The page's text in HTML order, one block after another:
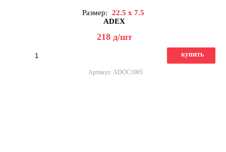
Размер:
22.5 x 7.5
ADEX
218 д/шт
купить
Артикул: ADOC1005